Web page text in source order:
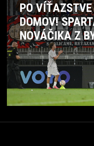
PO
DOMOV!
NOVÁČIKA Z